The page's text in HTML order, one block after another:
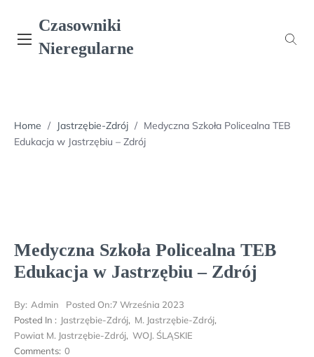
content
Czasowniki
Nieregularne
Home / Jastrzębie-Zdrój / Medyczna Szkoła Policealna TEB
Edukacja w Jastrzębiu – Zdrój
Medyczna Szkoła Policealna TEB
Edukacja w Jastrzębiu – Zdrój
By: Admin Posted On:7 Września 2023
Posted In : Jastrzębie-Zdrój, M. Jastrzębie-Zdrój,
Powiat M. Jastrzębie-Zdrój, WOJ. ŚLĄSKIE
Comments: 0